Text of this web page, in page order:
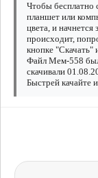
Чтобы бесплатно
планшет или
цвета, и начнется
происходит,
кнопке "Скачать"
Файл Мем-558 был
скачивали
Быстрей качайте